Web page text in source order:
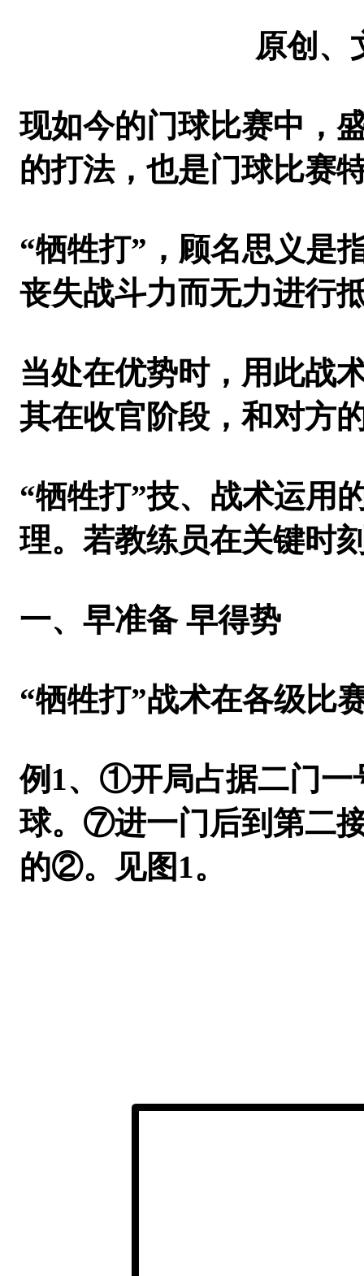
原创、文、图/
现如今的门球比赛中，
的打法，也是门球比赛
“牺牲打”，顾名思义是
丧失战斗力而无力进行
当处在优势时，用此战
其在收官阶段，和对方
“牺牲打”技、战术运用
理。若教练员在关键时
一、早准备 早得势
“牺牲打”战术在各级比
例1、①开局占据二门
球。⑦进一门后到第二
的②。见图 1。